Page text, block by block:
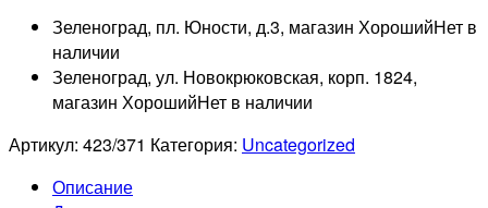
Зеленоград, пл. Юности, д.3, магазин ХорошийНет в
наличии
Зеленоград, ул. Новокрюковская, корп. 1824,
магазин ХорошийНет в наличии
Артикул: 423/371 Категория: Uncategorized
Описание